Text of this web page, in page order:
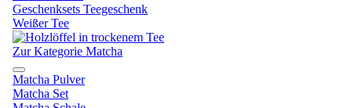
Geschenksets Teegeschenk
Weißer Tee
Zur Kategorie Matcha
Matcha Pulver
Matcha Set